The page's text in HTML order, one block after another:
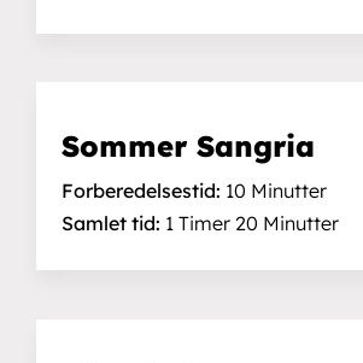
Sommer Sangria
Forberedelsestid: 10 Minutter
Samlet tid: 1 Timer 20 Minutter